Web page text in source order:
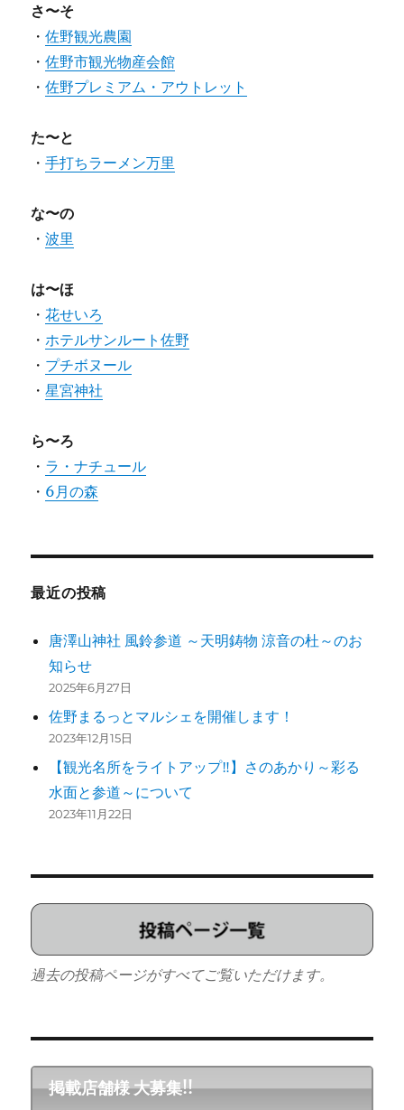
さ〜そ
・佐野観光農園
・佐野市観光物産会館
・佐野プレミアム・アウトレット
た〜と
・手打ちラーメン万里
な〜の
・波里
は〜ほ
・花せいろ
・ホテルサンルート佐野
・ プチボヌール
・星宮神社
ら〜ろ
・ ラ・ナチュール
・ 6月の森
最近の投稿
唐澤山神社 風鈴参道 ～天明鋳物 涼音の杜～のお
知らせ
2025年6月27日
佐野まるっとマルシェを開催します！
2023年12月15日
【観光名所をライトアップ‼】さのあかり～彩る
水面と参道～について
2023年11月22日
過去の投稿ページがすべてご覧いただけます。
掲載店舗様 大募集!!